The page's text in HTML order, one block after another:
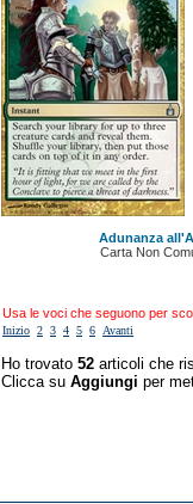
Adunanza
Carta Non
Usa le voci che seguono per
Inizio 2 3 4 5 6 Avanti
Ho trovato 52 articoli che
Clicca su Aggiungi per